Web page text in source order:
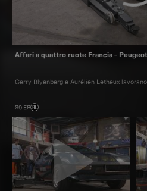
Affari a quattro ruote Francia - Peugeot
Gerry Blyenberg e Aurélien Letheux
S9: E8